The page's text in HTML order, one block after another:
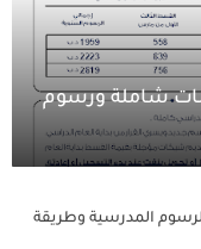
شاملة ورسوم
المدرسية وطريقة